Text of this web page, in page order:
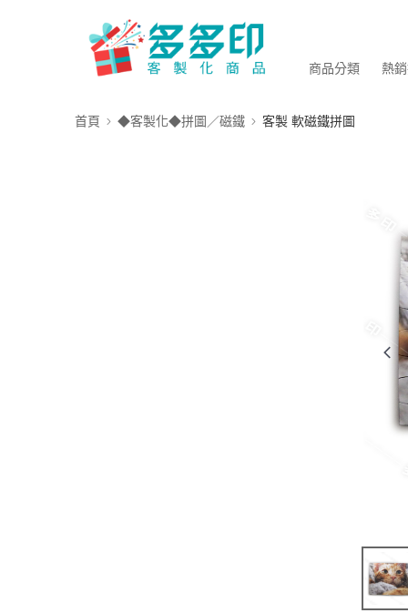
商品分類 熱
首頁 ◆客製化◆拼圖／磁鐵 客製 軟磁鐵拼圖